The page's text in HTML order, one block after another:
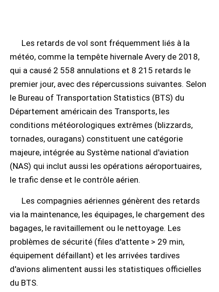
Les retards de vol sont fréquemment liés à la
météo, comme la tempête hivernale Avery de 2018,
qui a causé 2 558 annulations et 8 215 retards le
premier jour, avec des répercussions suivantes. Selon
le Bureau of Transportation Statistics (BTS) du
Département américain des Transports, les
conditions météorologiques extrêmes (blizzards,
tornades, ouragans) constituent une catégorie
majeure, intégrée au Système national d'aviation
(NAS) qui inclut aussi les opérations aéroportuaires,
le trafic dense et le contrôle aérien.
Les compagnies aériennes génèrent des retards
via la maintenance, les équipages, le chargement des
bagages, le ravitaillement ou le nettoyage. Les
problèmes de sécurité (files d'attente > 29 min,
équipement défaillant) et les arrivées tardives
d'avions alimentent aussi les statistiques officielles
du BTS.